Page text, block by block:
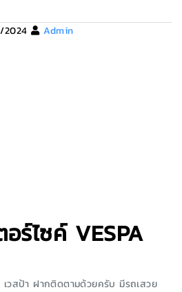
2024 Admin
ร์ไซค์ VESPA
เวสป้า ฝากติดตามด้วยครับ มีรถเสวย